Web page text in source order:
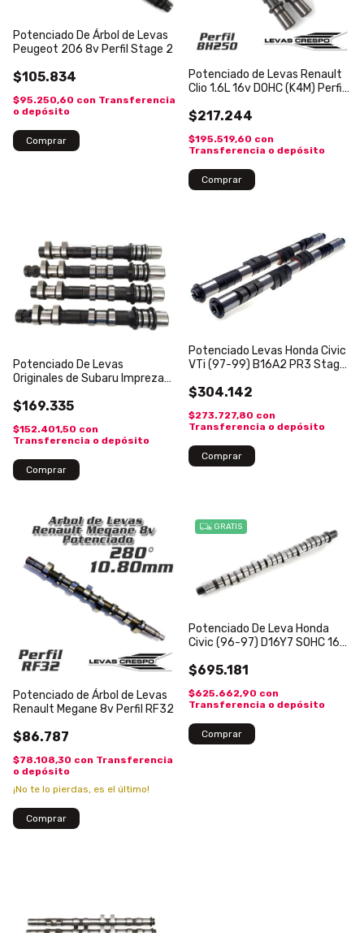
Potenciado De Árbol de Levas
Peugeot 206 8v Perfil Stage 2
$105.834
$95.250,60 con Transferencia
o depósito
Potenciado de Levas Renault
Clio 1.6L 16v DOHC (K4M) Perfil
$217.244
$195.519,60 con
Transferencia o depósito
Potenciado De Levas
Originales de Subaru Impreza
$169.335
$152.401,50 con
Transferencia o depósito
Potenciado Levas Honda Civic
VTi (97-99) B16A2 PR3 Stage
$304.142
$273.727,80 con
Transferencia o depósito
Potenciado de Árbol de Levas
Renault Megane 8v Perfil RF32
$86.787
$78.108,30 con Transferencia
o depósito
¡No te lo pierdas, es el último!
GRATIS
Potenciado De Leva Honda
Civic (96-97) D16Y7 SOHC 16v
$695.181
$625.662,90 con
Transferencia o depósito